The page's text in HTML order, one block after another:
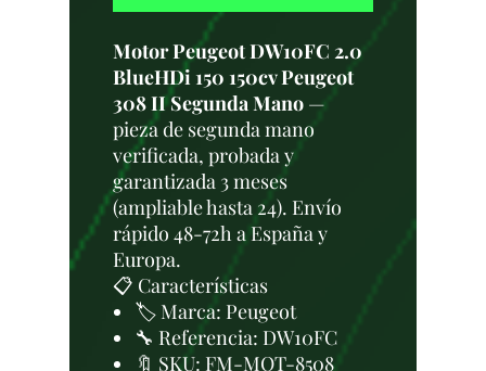
Motor Peugeot DW10FC 2.0
BlueHDi 150 150cv Peugeot
308 II Segunda Mano —
pieza de segunda mano
verificada, probada y
garantizada 3 meses
(ampliable hasta 24). Envío
rápido 48-72h a España y
Europa.
📋 Características
🏷️ Marca: Peugeot
🔧 Referencia: DW10FC
🔖 SKU: FM-MOT-8508